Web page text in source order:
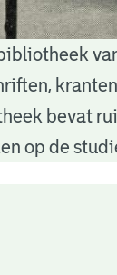
bevat
op de